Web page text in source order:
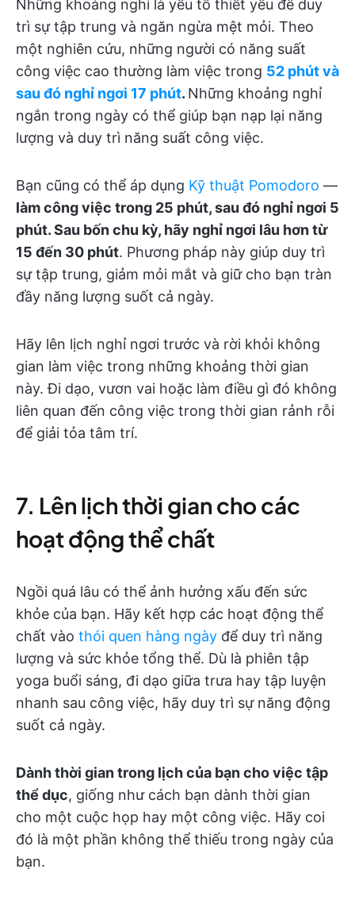
Những khoảng nghỉ là yếu tố thiết yếu để duy
trì sự tập trung và ngăn ngừa mệt mỏi. Theo
một nghiên cứu, những người có năng suất
công việc cao thường làm việc trong 52 phút và
sau đó nghỉ ngơi 17 phút. Những khoảng nghỉ
ngắn trong ngày có thể giúp bạn nạp lại năng
lượng và duy trì năng suất công việc.
Bạn cũng có thể áp dụng Kỹ thuật Pomodoro —
làm công việc trong 25 phút, sau đó nghỉ ngơi 5
phút. Sau bốn chu kỳ, hãy nghỉ ngơi lâu hơn từ
15 đến 30 phút. Phương pháp này giúp duy trì
sự tập trung, giảm mỏi mắt và giữ cho bạn tràn
đầy năng lượng suốt cả ngày.
Hãy lên lịch nghỉ ngơi trước và rời khỏi không
gian làm việc trong những khoảng thời gian
này. Đi dạo, vươn vai hoặc làm điều gì đó không
liên quan đến công việc trong thời gian rảnh rỗi
để giải tỏa tâm trí.
7. Lên lịch thời gian cho các
hoạt động thể chất
Ngồi quá lâu có thể ảnh hưởng xấu đến sức
khỏe của bạn. Hãy kết hợp các hoạt động thể
chất vào thói quen hàng ngày để duy trì năng
lượng và sức khỏe tổng thể. Dù là phiên tập
yoga buổi sáng, đi dạo giữa trưa hay tập luyện
nhanh sau công việc, hãy duy trì sự năng động
suốt cả ngày.
Dành thời gian trong lịch của bạn cho việc tập
thể dục, giống như cách bạn dành thời gian
cho một cuộc họp hay một công việc. Hãy coi
đó là một phần không thể thiếu trong ngày của
bạn.